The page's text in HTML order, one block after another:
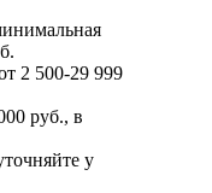
2 500-29 999
руб., в
у